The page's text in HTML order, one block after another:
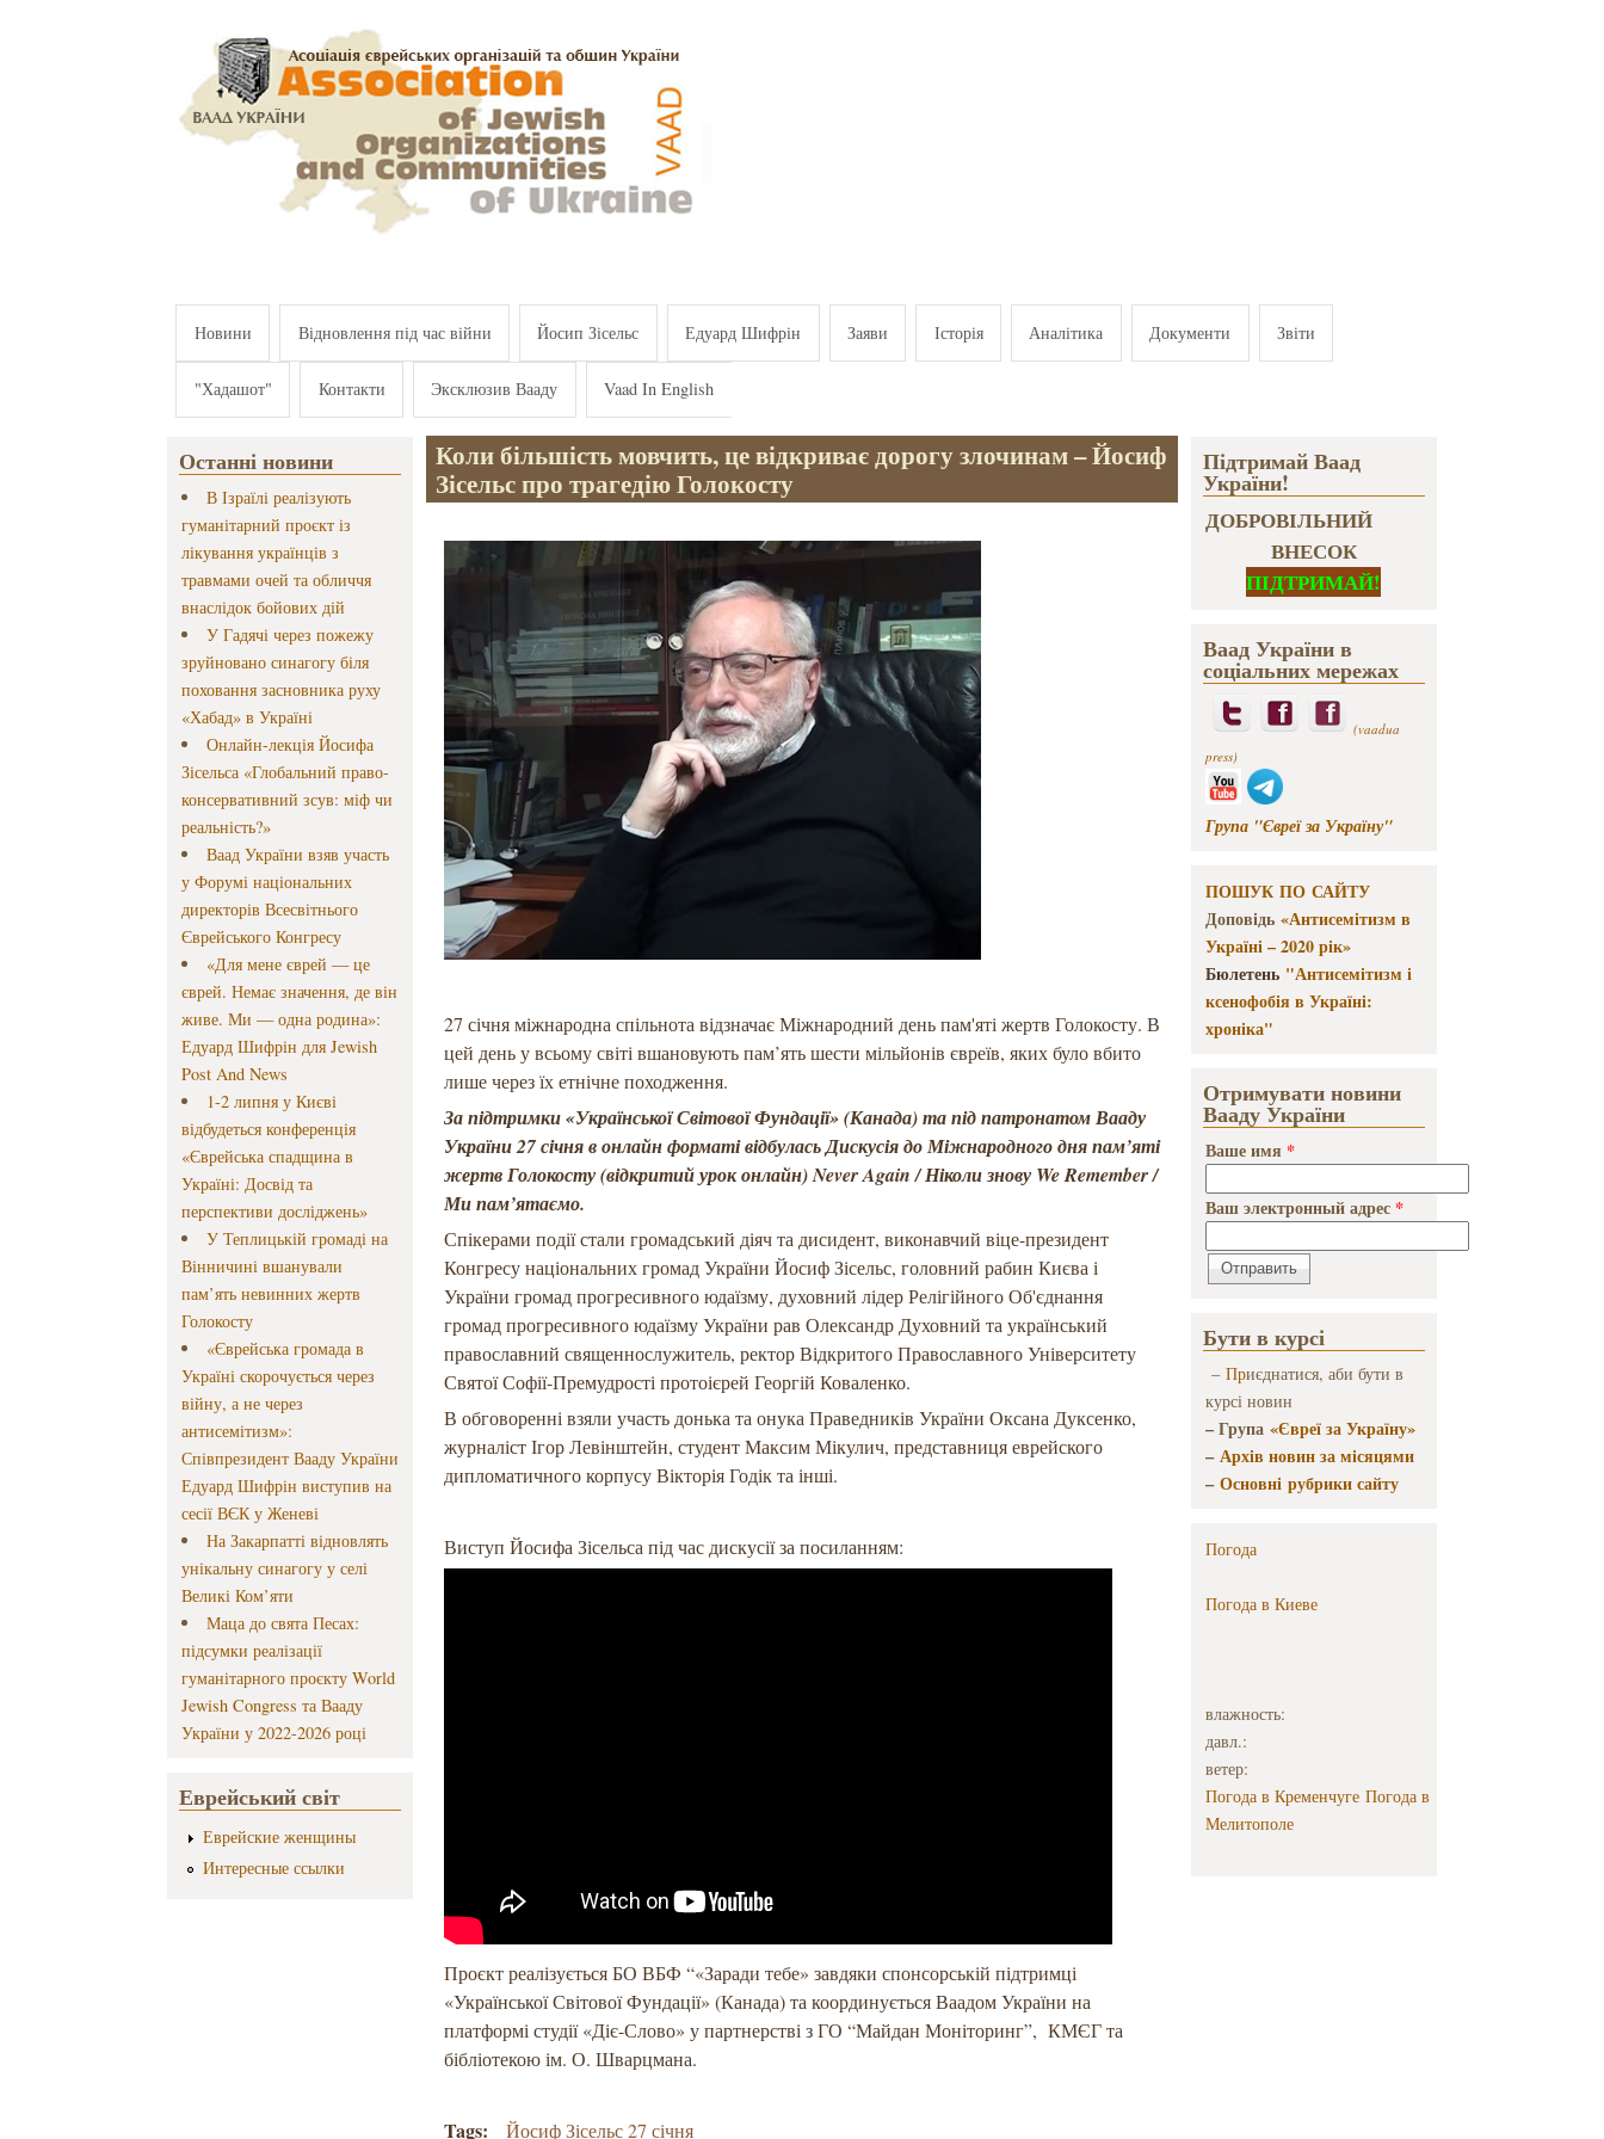
Новини Відновлення під час війни Йосип Зісельс Едуард Шифрін Заяви Історія Аналітика Документи Звіти
"Хадашот" Контакти Эксклюзив Вааду Vaad In English
Останні новини
В Ізраїлі реалізують
гуманітарний проєкт із
лікування українців з
травмами очей та обличчя
внаслідок бойових дій
У Гадячі через пожежу
зруйновано синагогу біля
поховання засновника руху
«Хабад» в Україні
Онлайн-лекція Йосифа
Зісельса «Глобальний право-
консервативний зсув: міф чи
реальність?»
Ваад України взяв участь
у Форумі національних
директорів Всесвітнього
Єврейського Конгресу
«Для мене єврей — це
єврей. Немає значення, де він
живе. Ми — одна родина»:
Едуард Шифрін для Jewish
Post And News
1-2 липня у Києві
відбудеться конференція
«Єврейська спадщина в
Україні: Досвід та
перспективи досліджень»
У Теплицькій громаді на
Вінничині вшанували
пам’ять невинних жертв
Голокосту
«Єврейська громада в
Україні скорочується через
війну, а не через
антисемітизм»:
Співпрезидент Вааду України
Едуард Шифрін виступив на
сесії ВЄК у Женеві
На Закарпатті відновлять
унікальну синагогу у селі
Великі Ком’яти
Маца до свята Песах:
підсумки реалізації
гуманітарного проєкту World
Jewish Congress та Вааду
України у 2022-2026 році
Еврейський світ
Еврейские женщины
Интересные ссылки
Коли більшість мовчить, це відкриває дорогу злочинам – Йосиф
Зісельс про трагедію Голокосту
27 січня міжнародна спільнота відзначає Міжнародний день пам'яті жертв Голокосту. В
цей день у всьому світі вшановують пам’ять шести мільйонів євреїв, яких було вбито
лише через їх етнічне походження.
За підтримки «Української Світової Фундації» (Канада) та під патронатом Вааду
України 27 січня в онлайн форматі відбулась Дискусія до Міжнародного дня пам’яті
жертв Голокосту (відкритий урок онлайн) Never Again / Ніколи знову We Remember /
Ми пам’ятаємо.
Спікерами події стали громадський діяч та дисидент, виконавчий віце-президент
Конгресу національних громад України Йосиф Зісельс, головний рабин Києва і
України громад прогресивного юдаїзму, духовний лідер Релігійного Об'єднання
громад прогресивного юдаїзму України рав Олександр Духовний та український
православний священнослужитель, ректор Відкритого Православного Університету
Святої Софії-Премудрості протоієрей Георгій Коваленко.
В обговоренні взяли участь донька та онука Праведників України Оксана Дуксенко,
журналіст Ігор Левінштейн, студент Максим Мікулич, представниця еврейского
дипломатичного корпусу Вікторія Годік та інші.
Виступ Йосифа Зісельса під час дискусії за посиланням:
Проєкт реалізується БО ВБФ “«Заради тебе» завдяки спонсорській підтримці
«Української Світової Фундації» (Канада) та координується Ваадом України на
платформі студії «Діє-Слово» у партнерстві з ГО “Майдан Моніторинг”, КМЄГ та
бібліотекою ім. О. Шварцмана.
Tags: Йосиф Зісельс 27 січня
Підтримай Ваад
України!
ДОБРОВІЛЬНИЙ
ВНЕСОК
ПІДТРИМАЙ!
Ваад України в
соціальних мережах
(vaadua
press)
Група "Євреї за Україну"
ПОШУК ПО САЙТУ
Доповідь «Антисемітизм в
Україні – 2020 рік»
Бюлетень "Антисемітизм і
ксенофобія в Україні:
хроніка"
Отримувати новини
Вааду України
Ваше имя *
Ваш электронный адрес *
Бути в курсі
– Приєднатися, аби бути в
курсі новин
– Група «Євреї за Україну»
–Архів новин за місяцями
–Основні рубрики сайту
Погода
Погода в Киеве
влажность:
давл.:
ветер:
Погода в Кременчуге Погода в
Мелитополе